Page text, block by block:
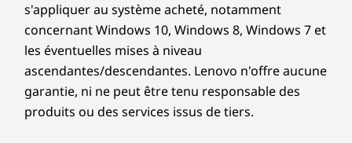
s'appliquer au système acheté, notamment
concernant Windows 10, Windows 8, Windows 7 et
les éventuelles mises à niveau
ascendantes/descendantes. Lenovo n'offre aucune
garantie, ni ne peut être tenu responsable des
produits ou des services issus de tiers.